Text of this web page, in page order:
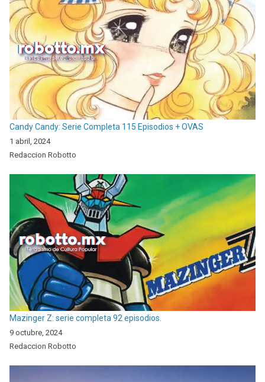
Candy Candy: Serie Completa 115 Episodios + OVAS
1 abril, 2024
Redaccion Robotto
Mazinger Z: serie completa 92 episodios.
9 octubre, 2024
Redaccion Robotto